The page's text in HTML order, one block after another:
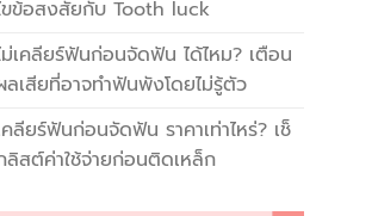
ขข้อสงสัยกับ Tooth luck
ม่เคลียร์ฟันก่อนจัดฟัน ได้ไหม? เตือน
ลเสียที่อาจทำฟันพังโดยไม่รู้ตัว
คลียร์ฟันก่อนจัดฟัน ราคาเท่าไหร่? เช็
ลิสต์ค่าใช้จ่ายก่อนติดเหล็ก